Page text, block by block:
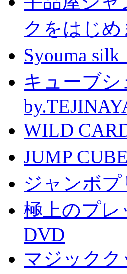
クをはじめ
Syouma
キューブ
WILD
JUMP
ジャンボ
極上のプレ
DVD
マジック